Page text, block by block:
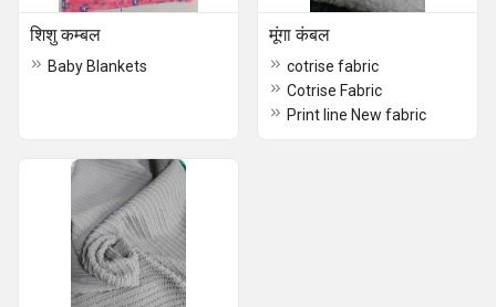
शिशु कम्बल
Baby Blankets
मूंगा कंबल
cotrise fabric
Cotrise Fabric
Print line New fabric